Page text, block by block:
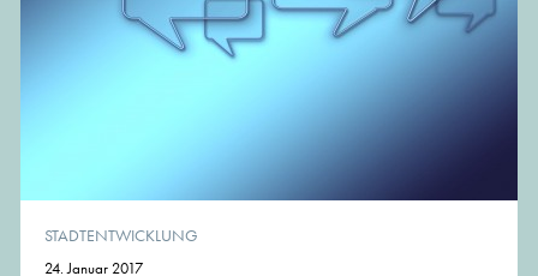
STADTENTWICKLUNG
24. Januar 2017